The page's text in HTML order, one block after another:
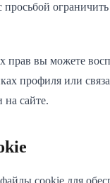
просьбой
прав вы можете
профиля или
на сайте.